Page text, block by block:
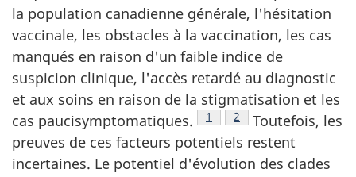
la population canadienne générale, l'hésitation
vaccinale, les obstacles à la vaccination, les cas
manqués en raison d'un faible indice de
suspicion clinique, l'accès retardé au diagnostic
et aux soins en raison de la stigmatisation et les
cas paucisymptomatiques.
Note de bas de page
1 Note de bas de page
2
Toutefois, les
preuves de ces facteurs potentiels restent
incertaines. Le potentiel d'évolution des clades